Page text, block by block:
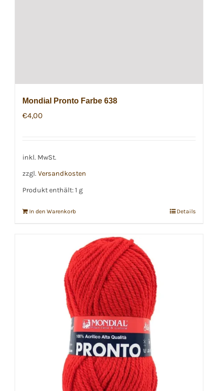
Mondial Pronto Farbe 638
€4,00
inkl. MwSt.
zzgl. Versandkosten
Produkt enthält: 1 g
In den Warenkorb Details